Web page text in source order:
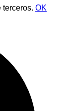
terceros. OK